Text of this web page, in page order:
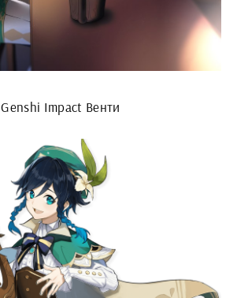
Genshi Impact Венти